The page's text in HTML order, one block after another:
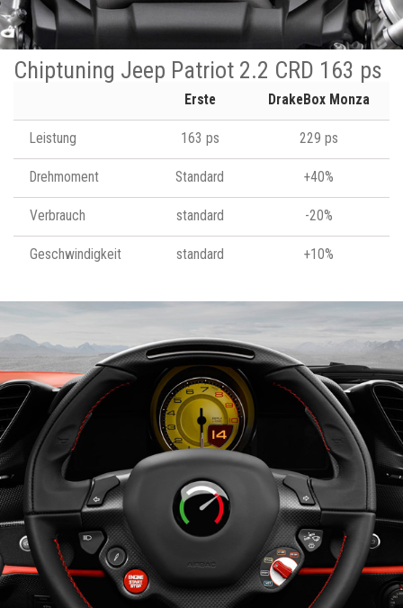
Chiptuning Jeep Patriot 2.2 CRD 163 ps
Erste DrakeBox Monza
Leistung 163 ps 229 ps
Drehmoment Standard +40%
Verbrauch standard -20%
Geschwindigkeit standard +10%